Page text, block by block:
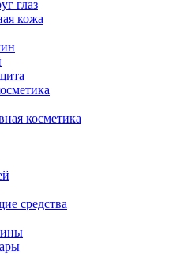
глаз
кожа
косметика
средства